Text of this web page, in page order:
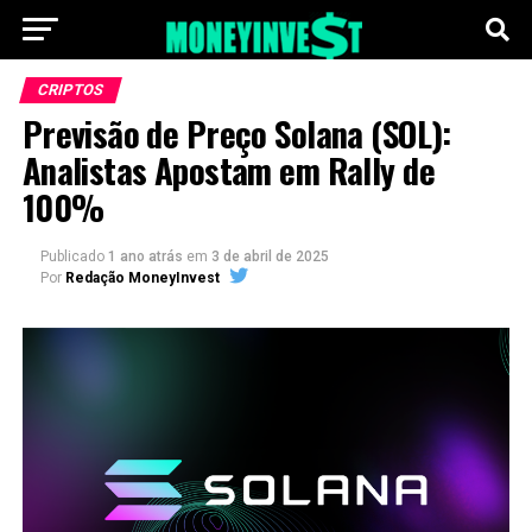
CRIPTOS
Previsão de Preço Solana (SOL):
Analistas Apostam em Rally de
100%
Publicado 1 ano atrás em 3 de abril de 2025
Por Redação MoneyInvest